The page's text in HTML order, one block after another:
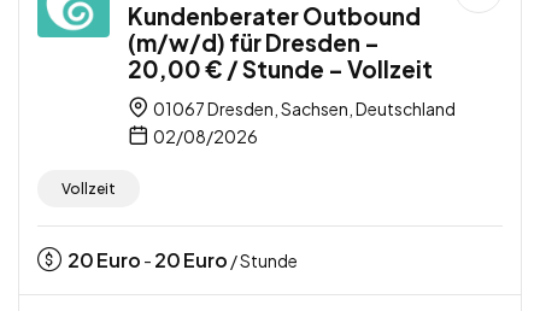
Kundenberater Outbound
(m/w/d) für Dresden –
20,00 € / Stunde – Vollzeit
01067 Dresden, Sachsen, Deutschland
02/08/2026
Vollzeit
20Euro - 20Euro / Stunde